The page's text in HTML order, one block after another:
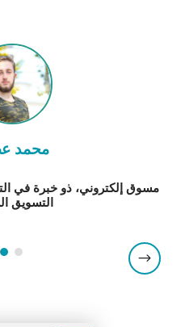
محمد
مسوق إلكتروني، ذو خبرة في
التسويق